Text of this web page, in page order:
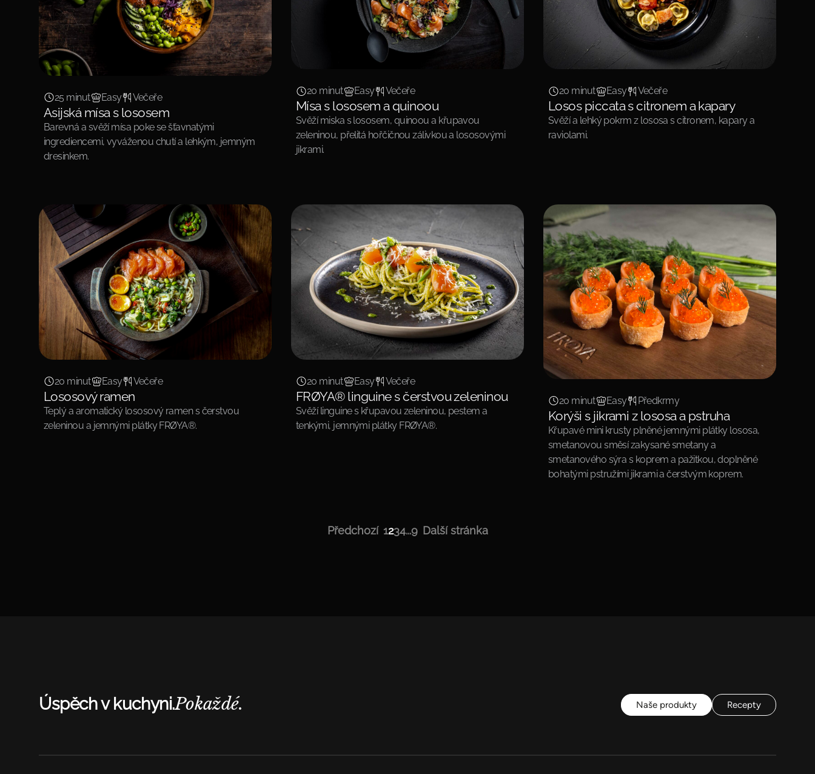
25 minut Easy Večeře
Asijská mísa s lososem
Barevná a svěží mísa poke se šťavnatými
ingrediencemi, vyváženou chutí a lehkým, jemným
dresinkem.
20 minut Easy Večeře
Mísa s lososem a quinoou
Svěží miska s lososem, quinoou a křupavou
zeleninou, přelitá hořčičnou zálivkou a lososovými
jikrami.
20 minut Easy Večeře
Losos piccata s citronem a kapary
Svěží a lehký pokrm z lososa s citronem, kapary a
raviolami.
20 minut Easy Večeře
Lososový ramen
Teplý a aromatický lososový ramen s čerstvou
zeleninou a jemnými plátky FRØYA®.
20 minut Easy Večeře
FRØYA® linguine s čerstvou zeleninou
Svěží linguine s křupavou zeleninou, pestem a
tenkými, jemnými plátky FRØYA®.
20 minut Easy Předkrmy
Korýši s jikrami z lososa a pstruha
Křupavé mini krusty plněné jemnými plátky lososa,
smetanovou směsí zakysané smetany a
smetanového sýra s koprem a pažitkou, doplněné
bohatými pstružími jikrami a čerstvým koprem.
Předchozí 1234...9 Další stránka
Úspěch v kuchyni.Pokaždé. Naše produkty Recepty